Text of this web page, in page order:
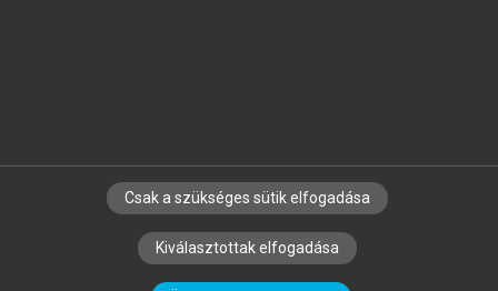
SZERZŐKNEK CÉGEKNEK KÖNYVTÁROSOKNAK
SZERKESZTÉSI ÉS LEKTORÁLÁSI ALAPELVEK
Csak a szükséges sütik elfogadása
Kiválasztottak elfogadása